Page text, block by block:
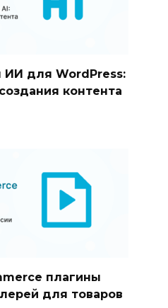
для WordPress:
контента
плагины
для товаров